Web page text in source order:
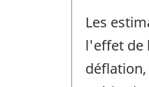
Les
l'effet de